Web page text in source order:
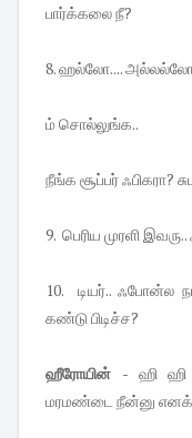
பார்க்கலை நீ?
8. ஹல்லோ....
ம் சொல்லுங்க..
நீங்க சூப்பர் ஃபிகரா?
9. பெரிய முரளி
10. டியர்.. ஃபோன்ல
கண்டு பிடிச்ச?
ஹீரோயின் - ஹி ஹி
மரமண்டை நீன்னு